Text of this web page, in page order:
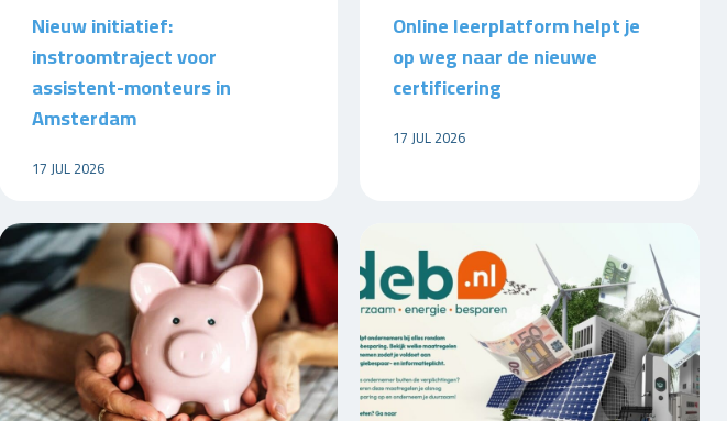
Nieuw initiatief:
instroomtraject voor
assistent-monteurs in
Amsterdam
17 JUL 2026
Online leerplatform helpt je
op weg naar de nieuwe
certificering
17 JUL 2026